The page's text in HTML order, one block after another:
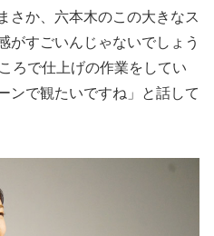
さか、六本木のこの大きなス
がすごいんじゃないでしょう
ろで仕上げの作業をしてい
ンで観たいですね」と話して